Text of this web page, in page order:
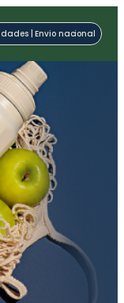
| Envio nacional